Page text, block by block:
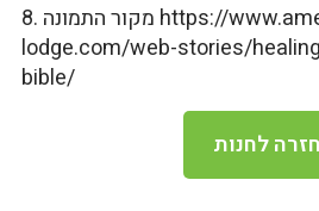
8. מקור התמונה https://www.americanmotor-
lodge.com/web-stories/
bible/
חזרה לחנות